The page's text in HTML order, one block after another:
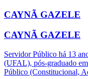
CAYNÃ GAZELE
CAYNÃ GAZELE
Servidor Público há 13
(UFAL), pós-graduado
Público (Constitucional,